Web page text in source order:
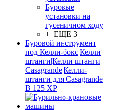
Буровые
установки на
гусеничном ходу
+ ЕЩЕ 3
Буровой инструмент
под Келли-бокс|Келли
штанги|Келли штанги
Casagrande|Келли-
штанги для Casagrande
B 125 XP